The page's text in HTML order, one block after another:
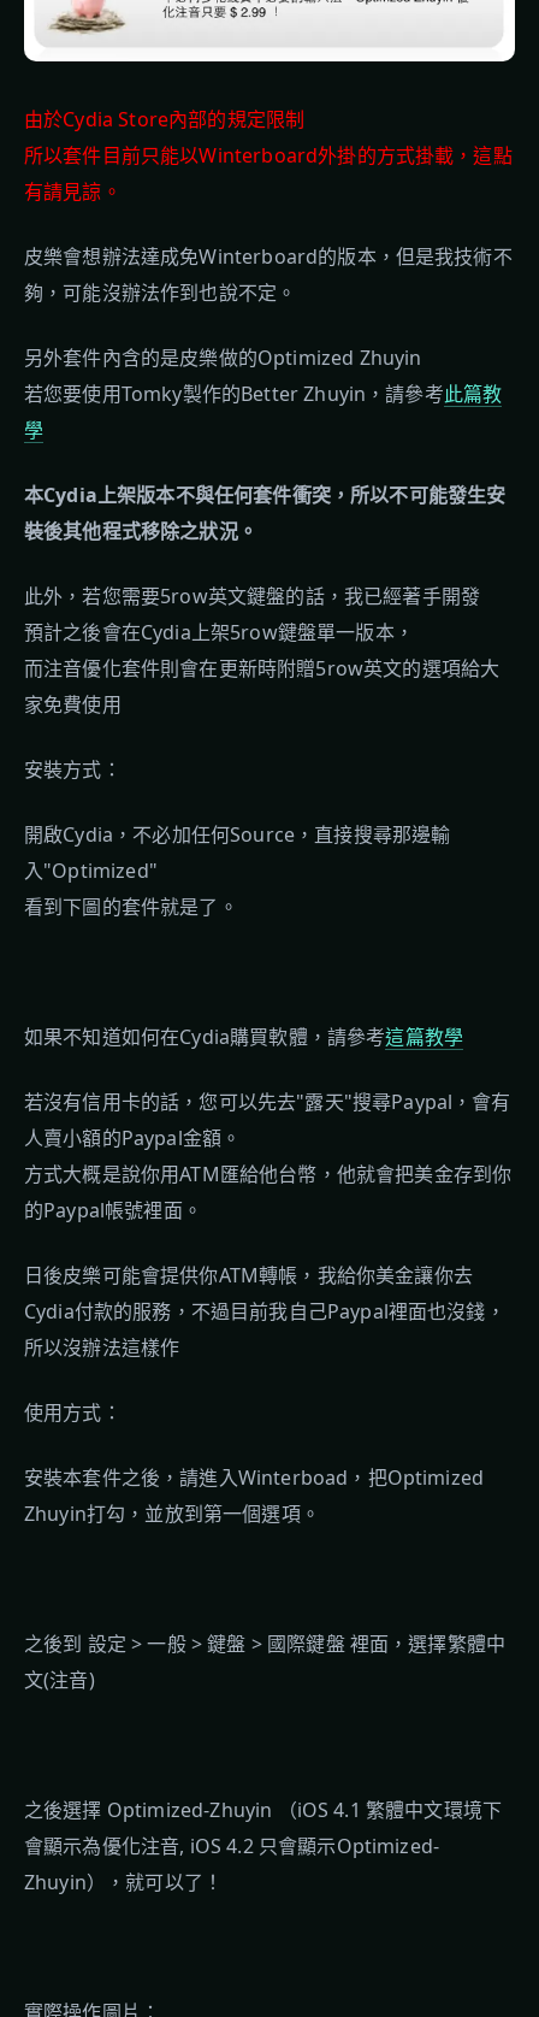
由於Cydia Store內部的規定限制
所以套件目前只能以Winterboard外掛的方式掛載，這點
有請見諒。
皮樂會想辦法達成免Winterboard的版本，但是我技術不
夠，可能沒辦法作到也說不定。
另外套件內含的是皮樂做的Optimized Zhuyin
若您要使用Tomky製作的Better Zhuyin，請參考此篇教
學
本Cydia上架版本不與任何套件衝突，所以不可能發生安
裝後其他程式移除之狀況。
此外，若您需要5row英文鍵盤的話，我已經著手開發
預計之後會在Cydia上架5row鍵盤單一版本，
而注音優化套件則會在更新時附贈5row英文的選項給大
家免費使用
安裝方式：
開啟Cydia，不必加任何Source，直接搜尋那邊輸
入"Optimized"
看到下圖的套件就是了。
如果不知道如何在Cydia購買軟體，請參考這篇教學
若沒有信用卡的話，您可以先去"露天"搜尋Paypal，會有
人賣小額的Paypal金額。
方式大概是說你用ATM匯給他台幣，他就會把美金存到你
的Paypal帳號裡面。
日後皮樂可能會提供你ATM轉帳，我給你美金讓你去
Cydia付款的服務，不過目前我自己Paypal裡面也沒錢，
所以沒辦法這樣作
使用方式：
安裝本套件之後，請進入Winterboad，把Optimized
Zhuyin打勾，並放到第一個選項。
之後到 設定 > 一般 > 鍵盤 > 國際鍵盤 裡面，選擇繁體中
文(注音)
之後選擇 Optimized-Zhuyin （iOS 4.1 繁體中文環境下
會顯示為優化注音, iOS 4.2 只會顯示Optimized-
Zhuyin），就可以了！